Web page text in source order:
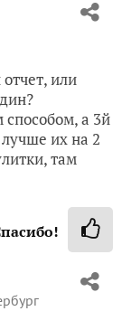
или
способом, а 3й
их на 2
там